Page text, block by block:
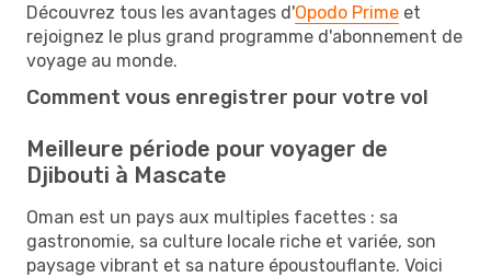
Découvrez tous les avantages d'Opodo Prime et
rejoignez le plus grand programme d'abonnement de
voyage au monde.
Comment vous enregistrer pour votre vol
Meilleure période pour voyager de
Djibouti à Mascate
Oman est un pays aux multiples facettes : sa
gastronomie, sa culture locale riche et variée, son
paysage vibrant et sa nature époustouflante. Voici